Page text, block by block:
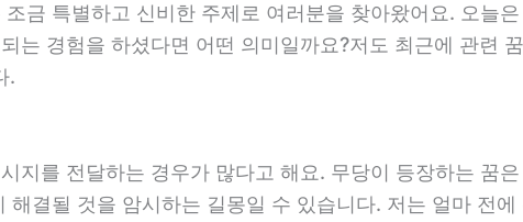
금 특별하고 신비한 주제로 여러분을 찾아왔어요. 오늘
는 경험을 하셨다면 어떤 의미일까요?저도 최근에 관련
.
지를 전달하는 경우가 많다고 해요. 무당이 등장하는 꿈
결될 것을 암시하는 길몽일 수 있습니다. 저는 얼마 전